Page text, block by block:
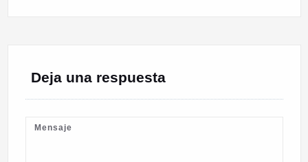
Deja una respuesta